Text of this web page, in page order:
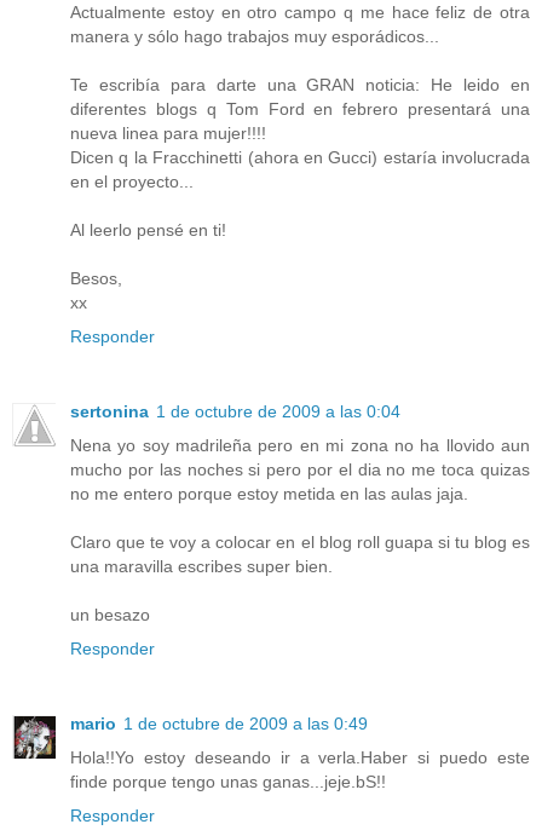
Actualmente estoy en otro campo q me hace feliz de otra
manera y sólo hago trabajos muy esporádicos...
Te escribía para darte una GRAN noticia: He leido en
diferentes blogs q Tom Ford en febrero presentará una
nueva linea para mujer!!!!
Dicen q la Fracchinetti (ahora en Gucci) estaría involucrada
en el proyecto...
Al leerlo pensé en ti!
Besos,
xx
Responder
sertonina 1 de octubre de 2009 a las 0:04
Nena yo soy madrileña pero en mi zona no ha llovido aun
mucho por las noches si pero por el dia no me toca quizas
no me entero porque estoy metida en las aulas jaja.
Claro que te voy a colocar en el blog roll guapa si tu blog es
una maravilla escribes super bien.
un besazo
Responder
mario 1 de octubre de 2009 a las 0:49
Hola!!Yo estoy deseando ir a verla.Haber si puedo este
finde porque tengo unas ganas...jeje.bS!!
Responder